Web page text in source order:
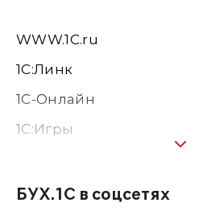
WWW.1С.ru
1С:Линк
1С-Онлайн
1C:Игры
1С:Консалтинг
БУХ.1С в соцсетях